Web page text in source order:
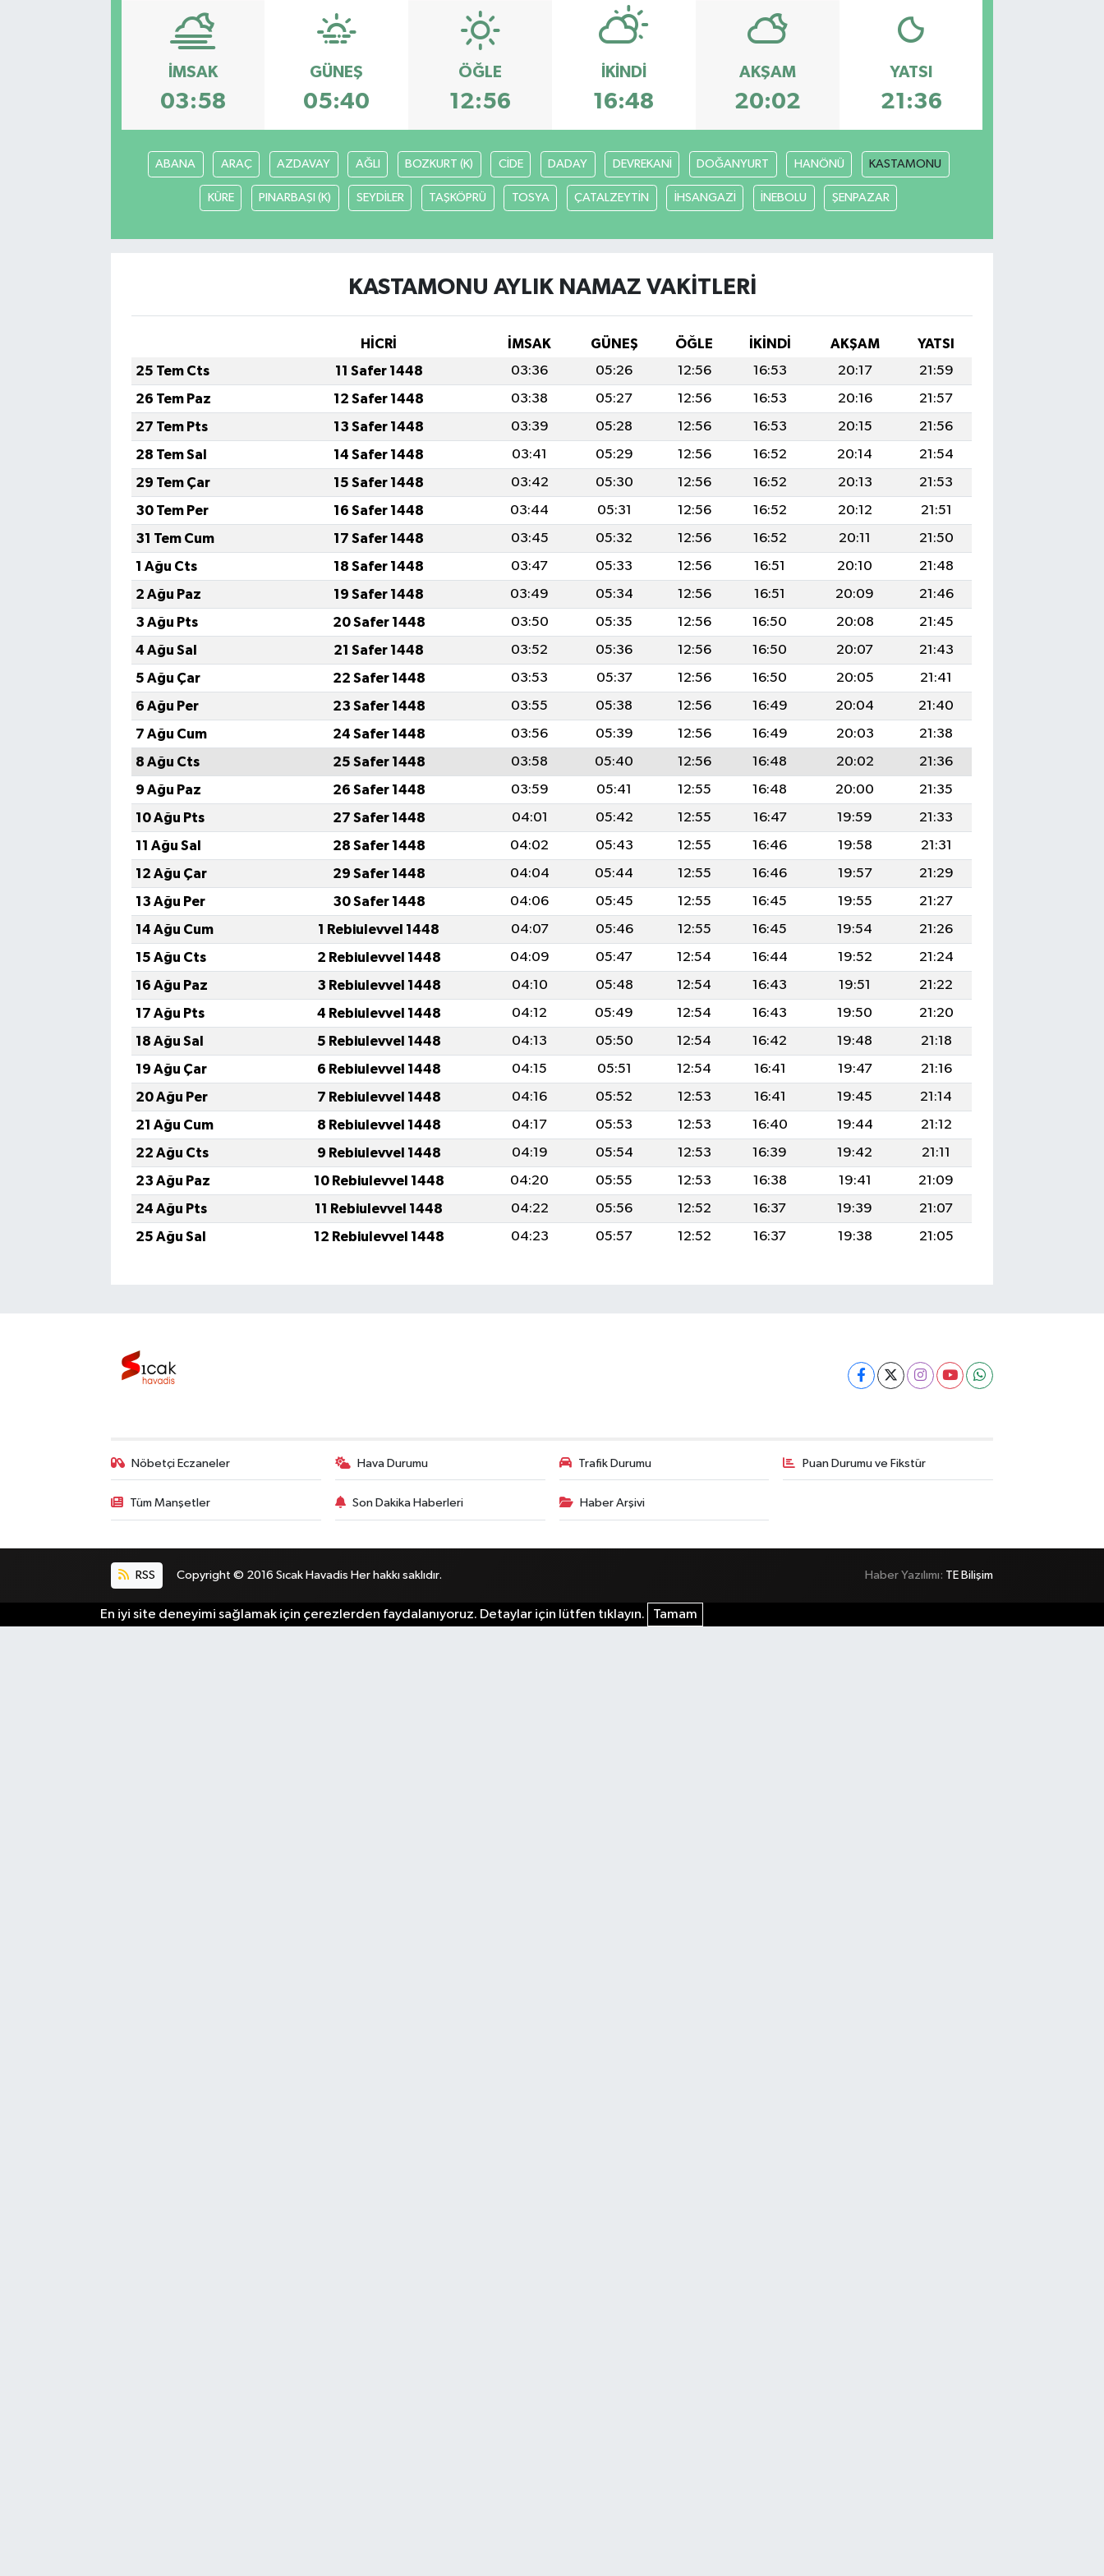
İMSAK
03:58
GÜNEŞ
05:40
ÖĞLE
12:56
İKINDI
16:48
AKŞAM
20:02
YATSI
21:36
ABANA ARAÇ AZDAVAY AĞLI BOZKURT (K) CİDE DADAY DEVREKANİ DOĞANYURT HANÖNÜ KASTAMONU
KÜRE PINARBAŞI (K) SEYDİLER TAŞKÖPRÜ TOSYA ÇATALZEYTİN İHSANGAZİ İNEBOLU ŞENPAZAR
KASTAMONU AYLIK NAMAZ VAKITLERI
HİCRİ İMSAK GÜNEŞ ÖĞLE İKINDI AKŞAM
YATSI
25 Tem Cts
11 Safer 1448 03:36 05:26 12:56 16:53 20:17
21:59
26 Tem Paz
12 Safer 1448 03:38 05:27 12:56 16:53 20:16
21:57
27 Tem Pts
13 Safer 1448 03:39 05:28 12:56 16:53 20:15
21:56
28 Tem Sal
14 Safer 1448 03:41 05:29 12:56 16:52 20:14
21:54
29 Tem Çar
15 Safer 1448 03:42 05:30 12:56 16:52 20:13
21:53
30 Tem Per
16 Safer 1448 03:44 05:31 12:56 16:52 20:12
21:51
31 Tem Cum
17 Safer 1448 03:45 05:32 12:56 16:52 20:11
21:50
1 Ağu Cts
18 Safer 1448 03:47 05:33 12:56 16:51 20:10
21:48
2 Ağu Paz
19 Safer 1448 03:49 05:34 12:56 16:51 20:09
21:46
3 Ağu Pts
20 Safer 1448 03:50 05:35 12:56 16:50 20:08
21:45
4 Ağu Sal
21 Safer 1448 03:52 05:36 12:56 16:50 20:07
21:43
5 Ağu Çar
22 Safer 1448 03:53 05:37 12:56 16:50 20:05
21:41
6 Ağu Per
23 Safer 1448 03:55 05:38 12:56 16:49 20:04
21:40
7 Ağu Cum
24 Safer 1448 03:56 05:39 12:56 16:49 20:03
21:38
8 Ağu Cts
25 Safer 1448 03:58 05:40 12:56 16:48 20:02
21:36
9 Ağu Paz
26 Safer 1448 03:59 05:41 12:55 16:48 20:00
21:35
10 Ağu Pts
27 Safer 1448 04:01 05:42 12:55 16:47 19:59
21:33
11 Ağu Sal
28 Safer 1448 04:02 05:43 12:55 16:46 19:58
21:31
12 Ağu Çar
29 Safer 1448 04:04 05:44 12:55 16:46 19:57
21:29
13 Ağu Per
30 Safer 1448 04:06 05:45 12:55 16:45 19:55
21:27
14 Ağu Cum
1 Rebiulevvel 1448 04:07 05:46 12:55 16:45 19:54
21:26
15 Ağu Cts
2 Rebiulevvel 1448 04:09 05:47 12:54 16:44 19:52
21:24
16 Ağu Paz
3 Rebiulevvel 1448 04:10 05:48 12:54 16:43 19:51
21:22
17 Ağu Pts
4 Rebiulevvel 1448 04:12 05:49 12:54 16:43 19:50
21:20
18 Ağu Sal
5 Rebiulevvel 1448 04:13 05:50 12:54 16:42 19:48
21:18
19 Ağu Çar
6 Rebiulevvel 1448 04:15 05:51 12:54 16:41 19:47
21:16
20 Ağu Per
7 Rebiulevvel 1448 04:16 05:52 12:53 16:41 19:45
21:14
21 Ağu Cum
8 Rebiulevvel 1448 04:17 05:53 12:53 16:40 19:44
21:12
22 Ağu Cts
9 Rebiulevvel 1448 04:19 05:54 12:53 16:39 19:42
21:11
23 Ağu Paz
10 Rebiulevvel 1448 04:20 05:55 12:53 16:38 19:41
21:09
24 Ağu Pts
11 Rebiulevvel 1448 04:22 05:56 12:52 16:37 19:39
21:07
25 Ağu Sal
12 Rebiulevvel 1448 04:23 05:57 12:52 16:37 19:38 21:05
Nöbetçi Eczaneler Hava Durumu Trafik Durumu Puan Durumu ve Fikstür
Tüm Manşetler Son Dakika Haberleri Haber Arşivi
RSS Copyright © 2016 Sıcak Havadis Her hakkı saklıdır. Haber Yazılımı: TE Bilişim
En iyi site deneyimi sağlamak için çerezlerden faydalanıyoruz. Detaylar için lütfen tıklayın. Tamam
Kültür & Sanat
Bilim, Teknoloji